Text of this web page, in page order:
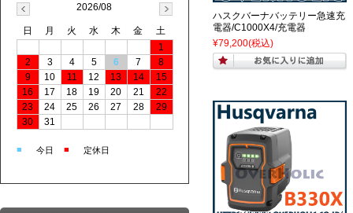
ハスクバーナバッテリー急速充
電器/C1000X4/充電器
¥79,200(税込)
2026/08
日 月 火 水 木 金
土
1
2
3 4 5 6 7
8
9
10 11 12 13 14
15
16
17 18 19 20 21
22
23
24 25 26 27 28
29
30
31
■ 今日 ■ 定休日